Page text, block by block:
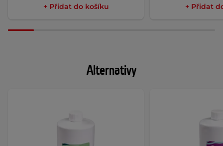
+ Přidat do košíku + Přidat
Alternativy